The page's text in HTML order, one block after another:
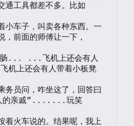
通工具都差不多。比如
小车子，叫卖各种东西。一
，前面的师傅让一下，
肠... ...飞机上还会有人
上还会有人带着小板凳
务员问，咋坐这了，回答曰
人的亲戚”.......玩笑
着火车说的。结果呢，我上